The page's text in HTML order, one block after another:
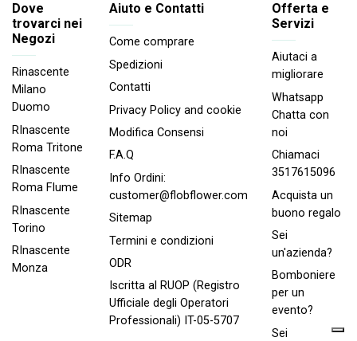
Dove
trovarci nei
Negozi
Rinascente
Milano
Duomo
RInascente
Roma Tritone
RInascente
Roma FIume
RInascente
Torino
RInascente
Monza
Aiuto e Contatti
Come comprare
Spedizioni
Contatti
Privacy Policy and cookie
Modifica Consensi
F.A.Q
Info Ordini:
customer@flobflower.com
Sitemap
Termini e condizioni
ODR
Iscritta al RUOP (Registro
Ufficiale degli Operatori
Professionali) IT-05-5707
Offerta e
Servizi
Aiutaci a
migliorare
Whatsapp
Chatta con
noi
Chiamaci
3517615096
Acquista un
buono regalo
Sei
un'azienda?
Bomboniere
per un
evento?
Sei